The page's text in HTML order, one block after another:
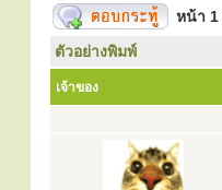
หน้า 1
ตัวอย่างพิมพ์
เจ้าของ